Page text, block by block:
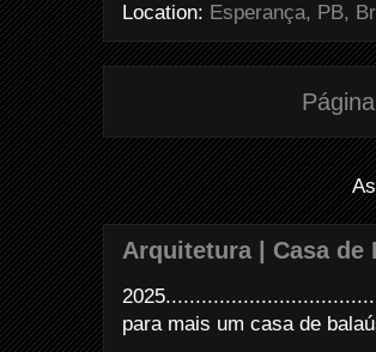
Location: Esperança, PB,
Arquitetura | Casa de
para mais um casa de